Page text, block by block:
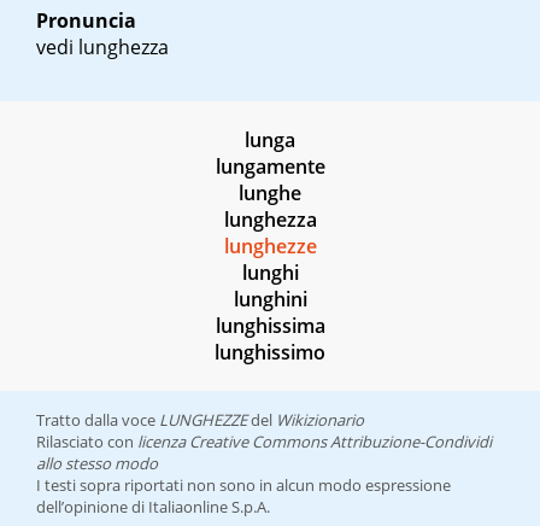
Pronuncia
vedi lunghezza
lunga
lungamente
lunghe
lunghezza
lunghezze
lunghi
lunghini
lunghissima
lunghissimo
Tratto dalla voce LUNGHEZZEdel Wikizionario
Rilasciato con licenza Creative Commons Attribuzione-Condividi
allo stesso modo
I testi sopra riportati non sono in alcun modo espressione
dell’opinione di Italiaonline S.p.A.